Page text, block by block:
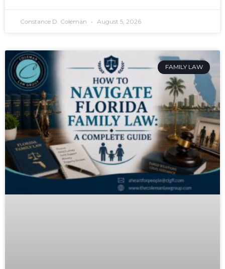
Constance D. Coleman August 5, 2026
FAMILY LAW